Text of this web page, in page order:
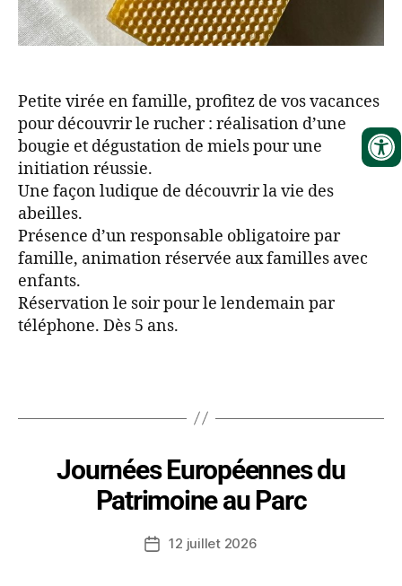
Petite virée en famille, profitez de vos vacances
pour découvrir le rucher : réalisation d’une
bougie et dégustation de miels pour une
initiation réussie.
Une façon ludique de découvrir la vie des
abeilles.
Présence d’un responsable obligatoire par
famille, animation réservée aux familles avec
enfants.
Réservation le soir pour le lendemain par
téléphone. Dès 5 ans.
Journées Européennes du
Patrimoine au Parc
12 juillet 2026